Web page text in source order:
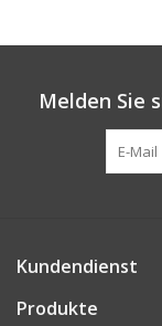
Melden Sie
Kundendienst
Produkte